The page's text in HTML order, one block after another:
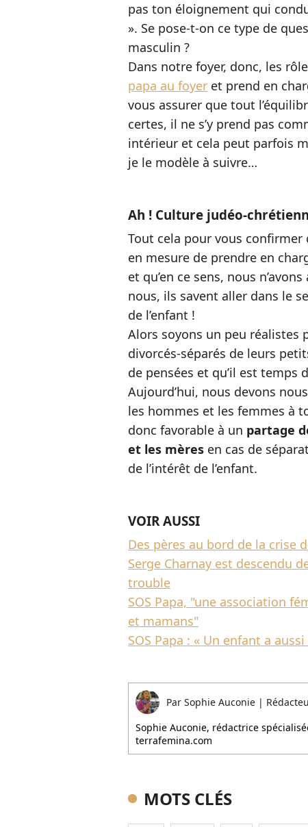
pas ton éloignement qui
». Se pose-t-on ce type de
masculin ?
Dans notre foyer, donc, les
papa au foyer et prend en
vous assurer que tout
certes, il ne s’y prend pas
intérieur et cela peut parfois
je le modèle à suivre…
Ah ! Culture judéo-
Tout cela pour vous confirmer
en mesure de prendre en
et qu’en ce sens, nous
nous, ils savent aller dans le
de l’enfant !
Alors soyons un peu réalistes
divorcés-séparés de leurs
de pensées et qu’il est temps
Aujourd’hui, nous devons
les hommes et les femmes à
donc favorable à un partage
et les mères en cas de
de l’intérêt de l’enfant.
VOIR AUSSI
Des pères au bord de la crise
Serge Charnay est descendu
trouble
SOS Papa, "une association
et mamans"
SOS Papa : « Un enfant a
Par Sophie Auconie |
Sophie Auconie, rédactrice
terrafemina.com
MOTS CLÉS